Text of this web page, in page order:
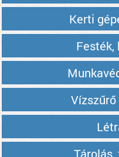
Kerti
Festék,